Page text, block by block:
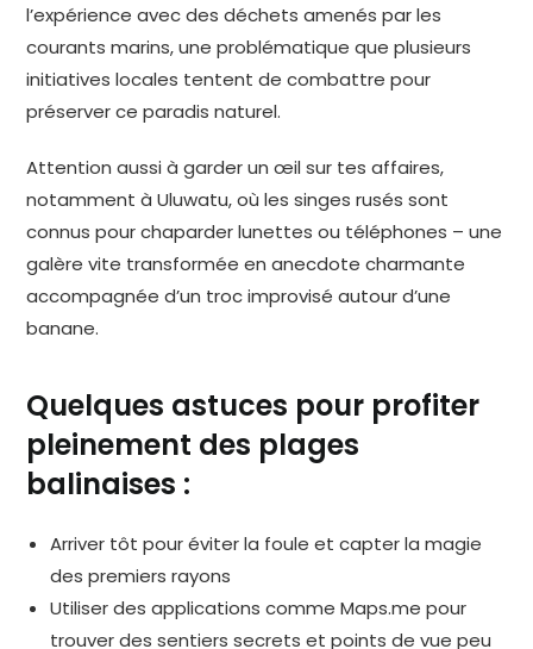
l’expérience avec des déchets amenés par les
courants marins, une problématique que plusieurs
initiatives locales tentent de combattre pour
préserver ce paradis naturel.
Attention aussi à garder un œil sur tes affaires,
notamment à Uluwatu, où les singes rusés sont
connus pour chaparder lunettes ou téléphones – une
galère vite transformée en anecdote charmante
accompagnée d’un troc improvisé autour d’une
banane.
Quelques astuces pour profiter
pleinement des plages
balinaises :
Arriver tôt pour éviter la foule et capter la magie
des premiers rayons
Utiliser des applications comme Maps.me pour
trouver des sentiers secrets et points de vue peu